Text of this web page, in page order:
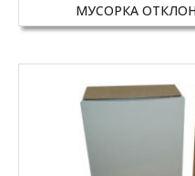
МУСОРКА